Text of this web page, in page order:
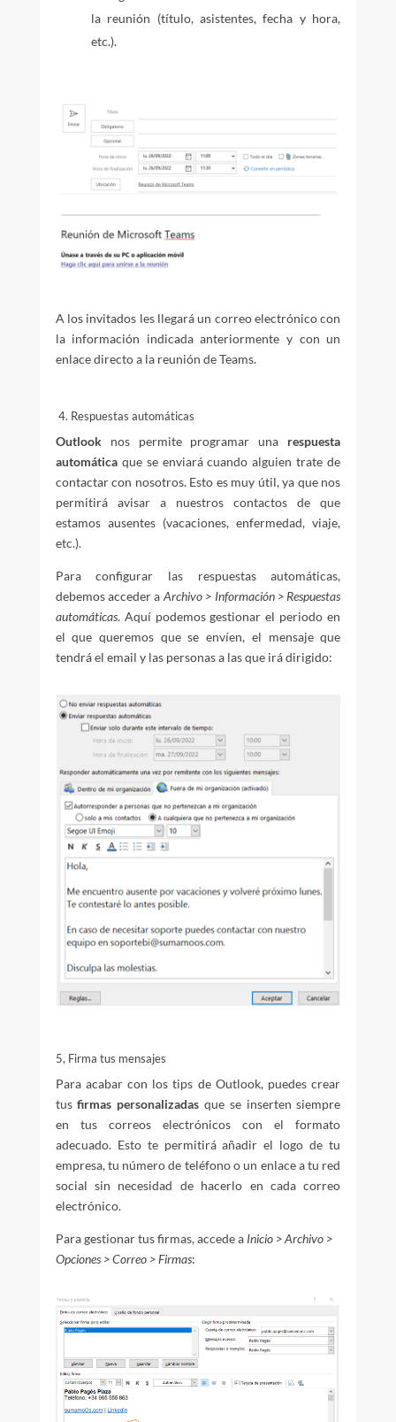
la reunión (título, asistentes, fecha y hora,
etc.).
A los invitados les llegará un correo electrónico con
la información indicada anteriormente y con un
enlace directo a la reunión de Teams.
4. Respuestas automáticas
Outlooknos permite programar una respuesta
automáticaque se enviará cuando alguien trate de
contactar con nosotros. Esto es muy útil, ya que nos
permitirá avisar a nuestros contactos de que
estamos ausentes (vacaciones, enfermedad, viaje,
etc.).
Para configurar las respuestas automáticas,
debemos acceder aArchivo > Información > Respuestas
automáticas. Aquí podemos gestionar el periodo en
el que queremos que se envíen, el mensaje que
tendrá el email y las personas a las que irá dirigido:
5, Firma tus mensajes
Para acabar con los tips de Outlook, puedes crear
tusfirmas personalizadas que se inserten siempre
en tus correos electrónicos con el formato
adecuado. Esto te permitirá añadir el logo de tu
empresa, tu número de teléfono o un enlace a tu red
social sin necesidad de hacerlo en cada correo
electrónico.
Para gestionar tus firmas, accede a Inicio > Archivo >
Opciones > Correo > Firmas: